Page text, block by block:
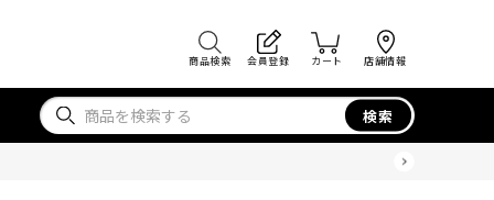
商品検索 会員登録 カート 店舗情報
検索